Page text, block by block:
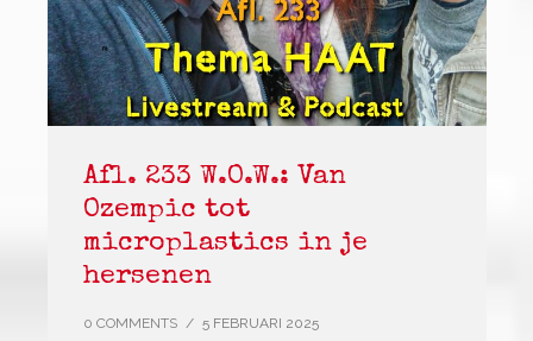
Afl. 233 W.O.W.: Van
Ozempic tot
microplastics in je
hersenen
0 COMMENTS / 5 FEBRUARI 2025